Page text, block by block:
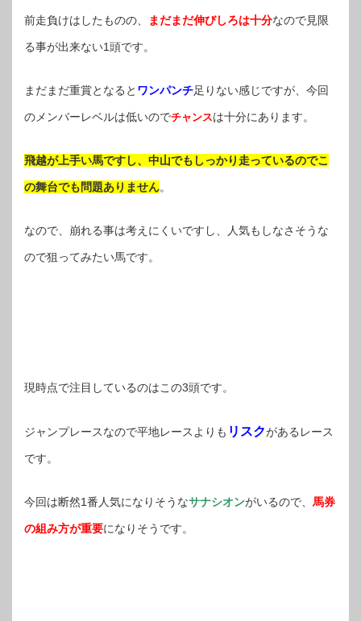
前走負けはしたものの、 まだまだ伸びしろは十分なので見限
る事が出来ない1頭です。
まだまだ重賞となると ワンパンチ足りない感じですが、今回
のメンバーレベルは低いのでチャンスは十分にあります。
飛越が上手い馬ですし、中山でもしっかり走っているのでこ
の舞台でも問題ありません。
なので、崩れる事は考えにくいですし、人気もしなさそうな
ので狙ってみたい馬です。
現時点で注目しているのはこの3頭です。
ジャンプレースなので平地レースよりも リスクがあるレース
です。
今回は断然1番人気になりそうなサナシオンがいるので、 馬券
の組み方が重要になりそうです。